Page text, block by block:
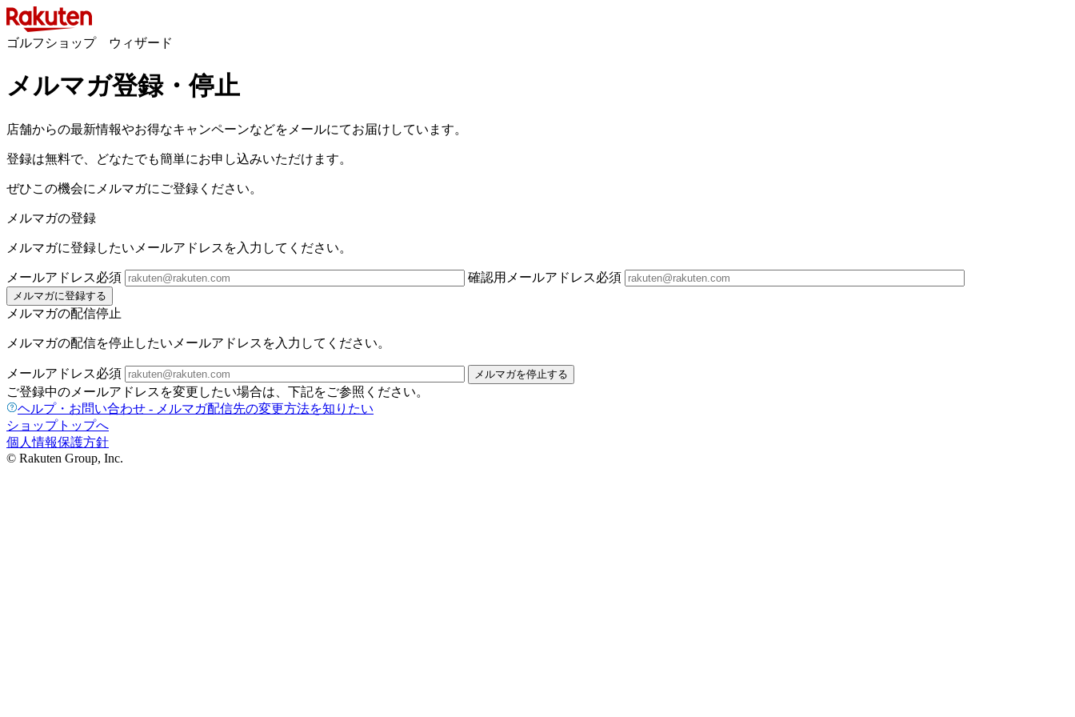
ゴルフショップ ウィザード
メルマガ登録・停止
店舗からの最新情報やお得なキャンペーンなどをメールにてお届けしています。
登録は無料で、どなたでも簡単にお申し込みいただけます。
ぜひこの機会にメルマガにご登録ください。
メルマガの登録
メルマガに登録したいメールアドレスを入力してください。
メールアドレス必須 確認用メールアドレス必須
メルマガに登録する
メルマガの配信停止
メルマガの配信を停止したいメールアドレスを入力してください。
メールアドレス必須 メルマガを停止する
ご登録中のメールアドレスを変更したい場合は、下記をご参照ください。
ヘルプ・お問い合わせ - メルマガ配信先の変更方法を知りたい
ショップトップへ
個人情報保護方針
© Rakuten Group, Inc.